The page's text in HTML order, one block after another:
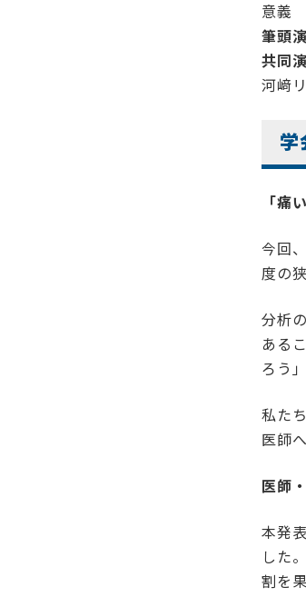
意義
筆頭
共同
河﨑
学
「痛
今回
度の
分析
ある
ろう
私た
医師
医師
本発
した
割を